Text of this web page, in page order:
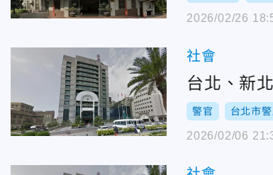
2026/02/26
社會
台北、新
警官 台北市
2026/02/06